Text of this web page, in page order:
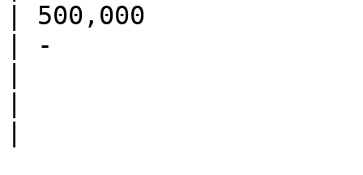
| 500,000
| -